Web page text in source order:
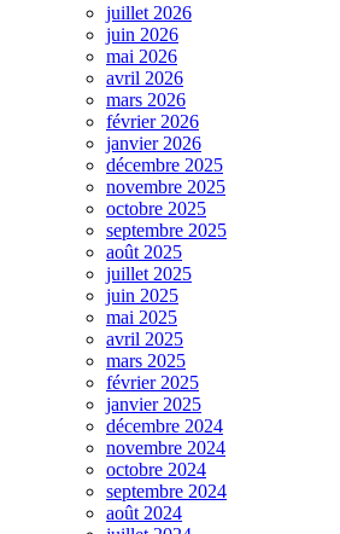
juillet 2026
juin 2026
mai 2026
avril 2026
mars 2026
février 2026
janvier 2026
décembre 2025
novembre 2025
octobre 2025
septembre 2025
août 2025
juillet 2025
juin 2025
mai 2025
avril 2025
mars 2025
février 2025
janvier 2025
décembre 2024
novembre 2024
octobre 2024
septembre 2024
août 2024